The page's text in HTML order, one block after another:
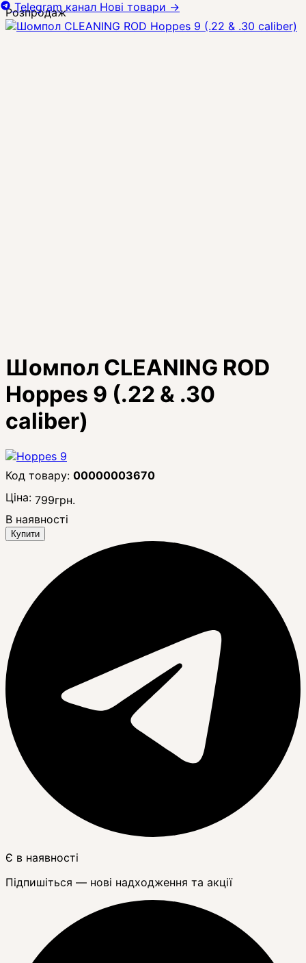
Розпродаж
Шомпол CLEANING ROD
Hoppes 9 (.22 & .30
caliber)
00000003670
Ціна: 799грн.
В наявності
Купити
Є в наявності
Підпишіться — нові надходження та акції
Telegram канал Нові товари →